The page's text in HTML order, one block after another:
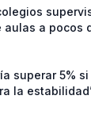
aulas a pocos
superar 5%
la